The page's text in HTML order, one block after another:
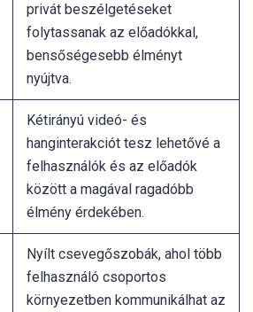
privát beszélgetéseket
folytassanak az előadókkal,
bensőségesebb élményt
nyújtva.
Kétirányú videó- és
hanginterakciót tesz lehetővé a
felhasználók és az előadók
között a magával ragadóbb
élmény érdekében.
Nyílt csevegőszobák, ahol több
felhasználó csoportos
környezetben kommunikálhat az